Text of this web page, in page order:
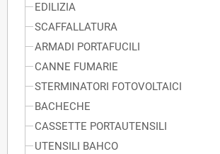
EDILIZIA
SCAFFALLATURA
ARMADI PORTAFUCILI
CANNE FUMARIE
STERMINATORI FOTOVOLTAICI
BACHECHE
CASSETTE PORTAUTENSILI
UTENSILI BAHCO